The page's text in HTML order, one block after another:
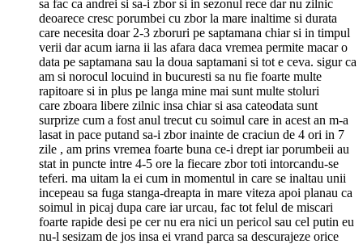
sa fac ca andrei si sa-i zbor si in sezonul rece dar nu zilnic
deoarece cresc porumbei cu zbor la mare inaltime si durata
care necesita doar 2-3 zboruri pe saptamana chiar si in timpul
verii dar acum iarna ii las afara daca vremea permite macar o
data pe saptamana sau la doua saptamani si tot e ceva. sigur ca
am si norocul locuind in bucuresti sa nu fie foarte multe
rapitoare si in plus pe langa mine mai sunt multe stoluri
care zboara libere zilnic insa chiar si asa cateodata sunt
surprize cum a fost anul trecut cu soimul care in acest an m-a
lasat in pace putand sa-i zbor inainte de craciun de 4 ori in 7
zile , am prins vremea foarte buna ce-i drept iar porumbeii au
stat in puncte intre 4-5 ore la fiecare zbor toti intorcandu-se
teferi. ma uitam la ei cum in momentul in care se inaltau unii
incepeau sa fuga stanga-dreapta in mare viteza apoi planau ca
soimul in picaj dupa care iar urcau, fac tot felul de miscari
foarte rapide desi pe cer nu era nici un pericol sau cel putin eu
nu-l sesizam de jos insa ei vrand parca sa descurajeze orice